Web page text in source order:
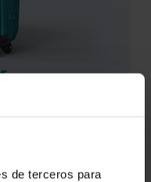
de terceros para